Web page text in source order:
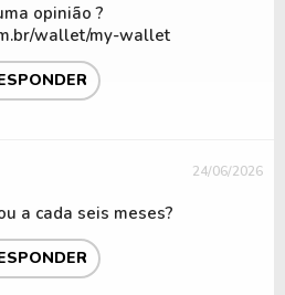
opinião ?
wallet/my-wallet
24/06/2026
a cada seis meses?